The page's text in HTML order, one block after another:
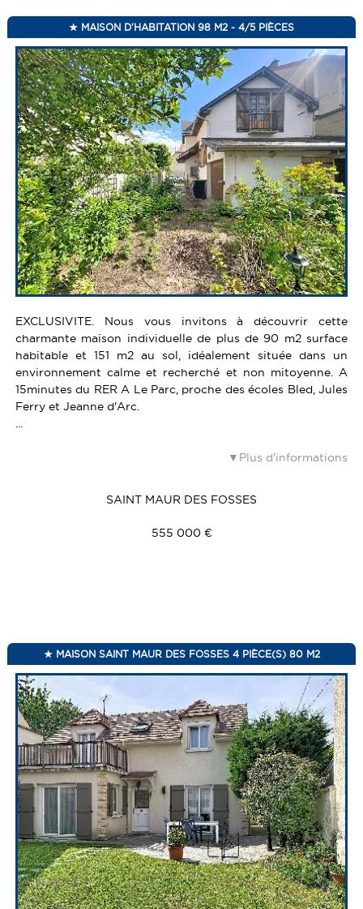
MAISON D'HABITATION 98 M2 - 4/5 PIÈCES
EXCLUSIVITE. Nous vous invitons à découvrir cette
charmante maison individuelle de plus de 90 m2 surface
habitable et 151 m2 au sol, idéalement située dans un
environnement calme et recherché et non mitoyenne. A
15minutes du RER A Le Parc, proche des écoles Bled, Jules
Ferry et Jeanne d'Arc.
...
Plus d'informations
SAINT MAUR DES FOSSES
555 000 €
MAISON SAINT MAUR DES FOSSES 4 PIÈCE(S) 80 M2